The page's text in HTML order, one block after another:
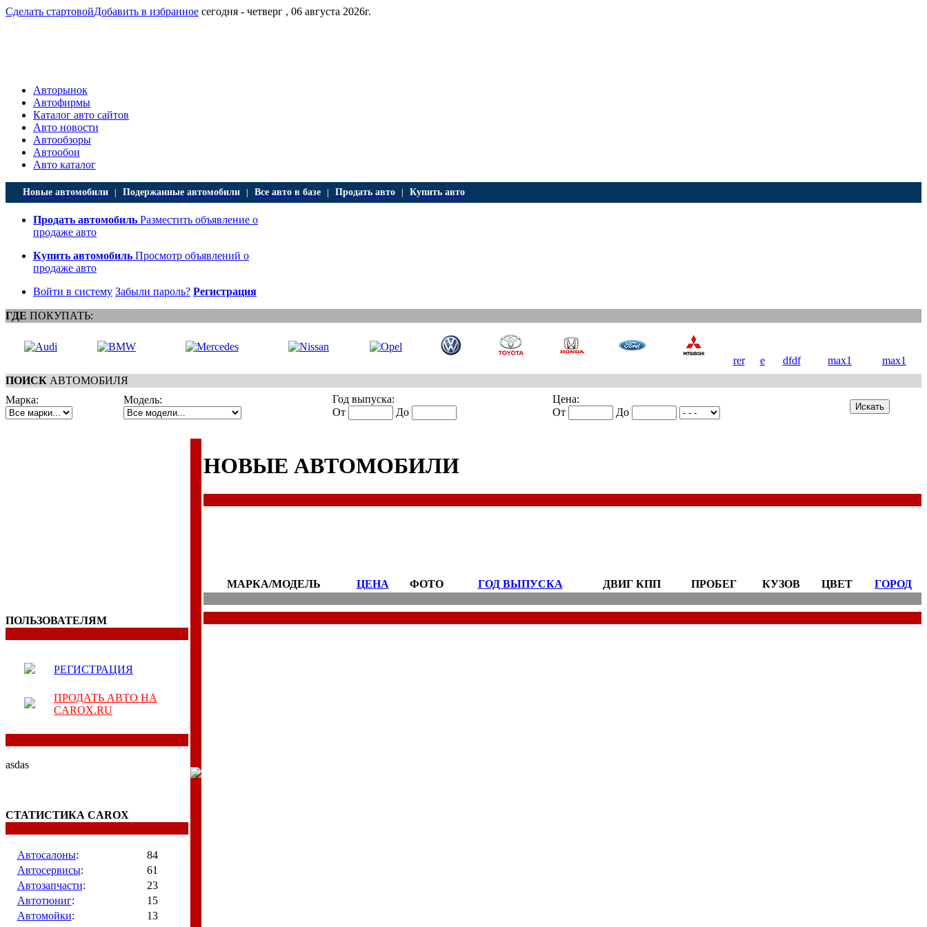
Сделать стартовойДобавить в избранное сегодня - четверг , 06 августа 2026г.
Авторынок
Автофирмы
Каталог авто сайтов
Авто новости
Автообзоры
Автообои
Авто каталог
Новые автомобили Подержанные автомобили Все авто в базе Продать авто Купить авто
Продать автомобиль Разместить объявление о
продаже авто
Купить автомобиль Просмотр объявлений о
продаже авто
Войти в систему Забыли пароль? Регистрация
ГДЕ ПОКУПАТЬ:
rer e dfdf max1
max1
ПОИСК АВТОМОБИЛЯ
Марка:
Модель:
Год выпуска:
От
До
Цена:
От
До
ПОЛЬЗОВАТЕЛЯМ
РЕГИСТРАЦИЯ
ПРОДАТЬ АВТО НА
CAROX.RU
asdas
СТАТИСТИКА CAROX
Автосалоны:
84
Автосервисы:
61
Автозапчасти:
23
Автотюниг:
15
Автомойки:
13
НОВЫЕ АВТОМОБИЛИ
МАРКА/МОДЕЛЬ ЦЕНА ФОТО ГОД ВЫПУСКА ДВИГ КПП ПРОБЕГ КУЗОВ ЦВЕТ ГОРОД